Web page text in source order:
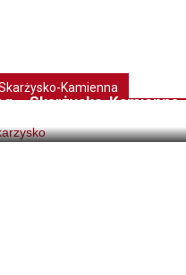
Kamienna
– Skarżysko-Kamienna